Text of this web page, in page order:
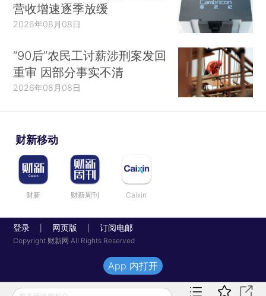
营收增速逐季放缓
2026年08月08日
“90后”农民工讨薪涉刑案发回
重审 因部分事实不清
2026年08月08日
财新移动
财新 财新周刊 Caixin
登录 网页版 订阅电邮
Copyright 财新网 All Rights Reserved
App 内打开